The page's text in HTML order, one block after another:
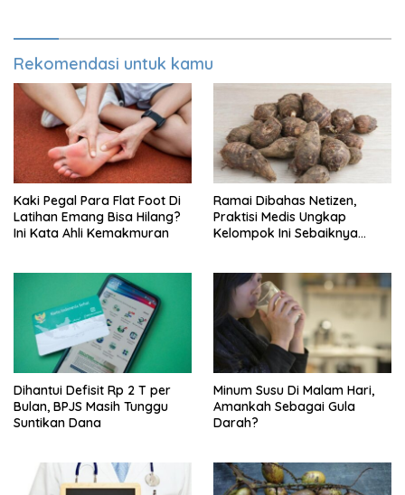
Rekomendasi untuk kamu
Kaki Pegal Para Flat Foot Di
Latihan Emang Bisa Hilang?
Ini Kata Ahli Kemakmuran
Ramai Dibahas Netizen,
Praktisi Medis Ungkap
Kelompok Ini Sebaiknya
Dihantui Defisit Rp 2 T per
Bulan, BPJS Masih Tunggu
Suntikan Dana
Minum Susu Di Malam Hari,
Amankah Sebagai Gula
Darah?